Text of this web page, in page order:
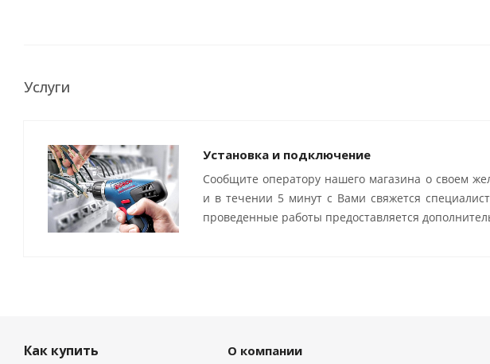
Услуги
Установка и подключение
Сообщите оператору нашего магазина о своем
и в течении 5 минут с Вами свяжется
проведенные работы предоставляется
Как купить О компании